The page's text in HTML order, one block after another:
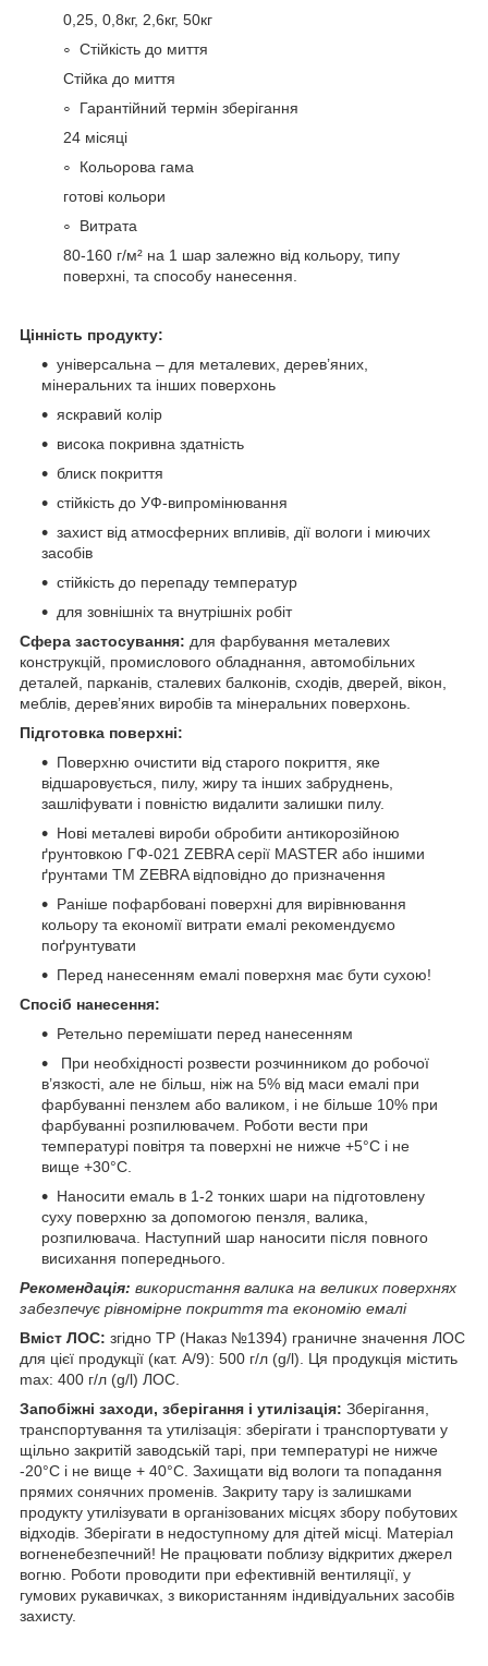
0,25, 0,8кг, 2,6кг, 50кг
Стійкість до миття
Стійка до миття
Гарантійний термін зберігання
24 місяці
Кольорова гама
готові кольори
Витрата
80-160 г/м² на 1 шар залежно від кольору, типу
поверхні, та способу нанесення.
Цінність продукту:
універсальна – для металевих, дерев’яних,
мінеральних та інших поверхонь
яскравий колір
висока покривна здатність
блиск покриття
стійкість до УФ-випромінювання
захист від атмосферних впливів, дії вологи і миючих
засобів
стійкість до перепаду температур
для зовнішніх та внутрішніх робіт
Сфера застосування: для фарбування металевих
конструкцій, промислового обладнання, автомобільних
деталей, парканів, сталевих балконів, сходів, дверей, вікон,
меблів, дерев’яних виробів та мінеральних поверхонь.
Підготовка поверхні:
Поверхню очистити від старого покриття, яке
відшаровується, пилу, жиру та інших забруднень,
зашліфувати і повністю видалити залишки пилу.
Нові металеві вироби обробити антикорозійною
ґрунтовкою ГФ-021 ZEBRA серії MASTER або іншими
ґрунтами ТМ ZEBRA відповідно до призначення
Раніше пофарбовані поверхні для вирівнювання
кольору та економії витрати емалі рекомендуємо
поґрунтувати
Перед нанесенням емалі поверхня має бути сухою!
Спосіб нанесення:
Ретельно перемішати перед нанесенням
При необхідності розвести розчинником до робочої
в’язкості, але не більш, ніж на 5% від маси емалі при
фарбуванні пензлем або валиком, і не більше 10% при
фарбуванні розпилювачем. Роботи вести при
температурі повітря та поверхні не нижче +5°С і не
вище +30°С.
Наносити емаль в 1-2 тонких шари на підготовлену
суху поверхню за допомогою пензля, валика,
розпилювача. Наступний шар наносити після повного
висихання попереднього.
Рекомендація: використання валика на великих поверхнях
забезпечує рівномірне покриття та економію емалі
Вміст ЛОС: згідно ТР (Наказ №1394) граничне значення ЛОС
для цієї продукції (кат. А/9): 500 г/л (g/l). Ця продукція містить
max: 400 г/л (g/l) ЛОС.
Запобіжні заходи, зберігання і утилізація: Зберігання,
транспортування та утилізація: зберігати і транспортувати у
щільно закритій заводській тарі, при температурі не нижче
-20°С і не вище + 40°С. Захищати від вологи та попадання
прямих сонячних променів. Закриту тару із залишками
продукту утилізувати в організованих місцях збору побутових
відходів. Зберігати в недоступному для дітей місці. Матеріал
вогненебезпечний! Не працювати поблизу відкритих джерел
вогню. Роботи проводити при ефективній вентиляції, у
гумових рукавичках, з використанням індивідуальних засобів
захисту.